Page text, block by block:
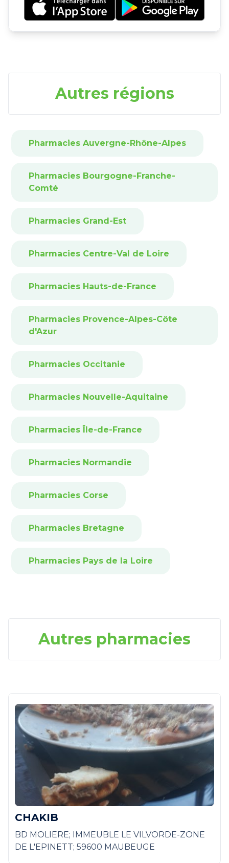
Autres régions
Pharmacies Auvergne-Rhône-Alpes
Pharmacies Bourgogne-Franche-
Comté
Pharmacies Grand-Est
Pharmacies Centre-Val de Loire
Pharmacies Hauts-de-France
Pharmacies Provence-Alpes-Côte
d'Azur
Pharmacies Occitanie
Pharmacies Nouvelle-Aquitaine
Pharmacies Île-de-France
Pharmacies Normandie
Pharmacies Corse
Pharmacies Bretagne
Pharmacies Pays de la Loire
Autres pharmacies
CHAKIB
BD MOLIERE; IMMEUBLE LE VILVORDE-ZONE
DE L'EPINETT; 59600 MAUBEUGE